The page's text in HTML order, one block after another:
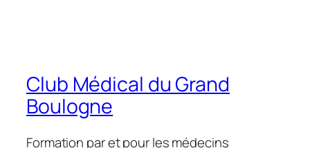
Club Médical du Grand
Boulogne
Formation par et pour les médecins